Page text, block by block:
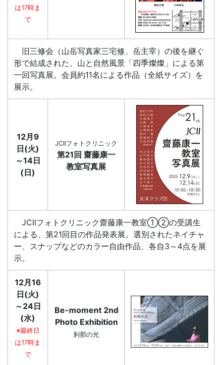
は17時ま
で
旧三修会（山岳写真家三宅修、岳主宰）の後を継ぐ
形で結成された、山と自然風景「四季燦燦」による第
一回写真展。会員約11名による作品（全紙サイズ）を
展示。
12月9
日(火)
～14日
(日)
JCIIフォトクリニック
第21回 齋藤康一
教室写真展
JCIIフォトクリニック齋藤康一教室①②の受講生
による、第21回目の作品発表展。選別されたネイチャ
ー、スナップなどのカラー自由作品、各自3～4点を展
示。
12月16
日(火)
～24日
(水)
※最終日
は17時ま
で
Be-moment 2nd
Photo Exhibition
刹那の光